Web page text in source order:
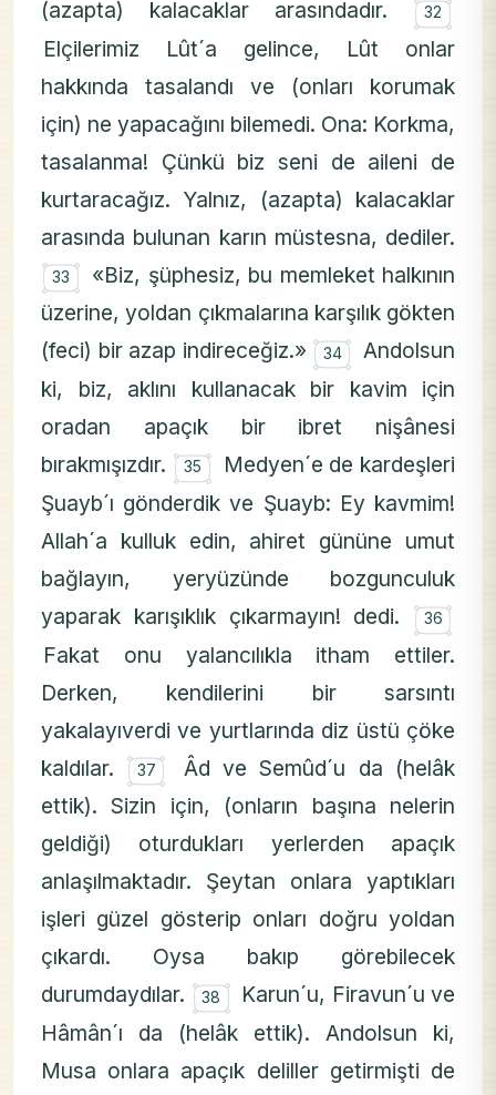
(azapta) kalacaklar arasındadır. ۝
32
Elçilerimiz Lût´a gelince, Lût onlar
hakkında tasalandı ve (onları korumak
için) ne yapacağını bilemedi. Ona: Korkma,
tasalanma! Çünkü biz seni de aileni de
kurtaracağız. Yalnız, (azapta) kalacaklar
arasında bulunan karın müstesna, dediler.
۝
33
«Biz, şüphesiz, bu memleket halkının
üzerine, yoldan çıkmalarına karşılık gökten
(feci) bir azap indireceğiz.» ۝
34
Andolsun
ki, biz, aklını kullanacak bir kavim için
oradan apaçık bir ibret nişânesi
bırakmışızdır. ۝
35
Medyen´e de kardeşleri
Şuayb´ı gönderdik ve Şuayb: Ey kavmim!
Allah´a kulluk edin, ahiret gününe umut
bağlayın, yeryüzünde bozgunculuk
yaparak karışıklık çıkarmayın! dedi. ۝
36
Fakat onu yalancılıkla itham ettiler.
Derken, kendilerini bir sarsıntı
yakalayıverdi ve yurtlarında diz üstü çöke
kaldılar. ۝
37
Âd ve Semûd´u da (helâk
ettik). Sizin için, (onların başına nelerin
geldiği) oturdukları yerlerden apaçık
anlaşılmaktadır. Şeytan onlara yaptıkları
işleri güzel gösterip onları doğru yoldan
çıkardı. Oysa bakıp görebilecek
durumdaydılar. ۝
38
Karun´u, Firavun´u ve
Hâmân´ı da (helâk ettik). Andolsun ki,
Musa onlara apaçık deliller getirmişti de